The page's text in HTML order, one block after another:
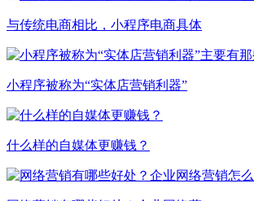
与传统电商相比，小程序电商具体
小程序被称为“实体店营销利器”
什么样的自媒体更赚钱？